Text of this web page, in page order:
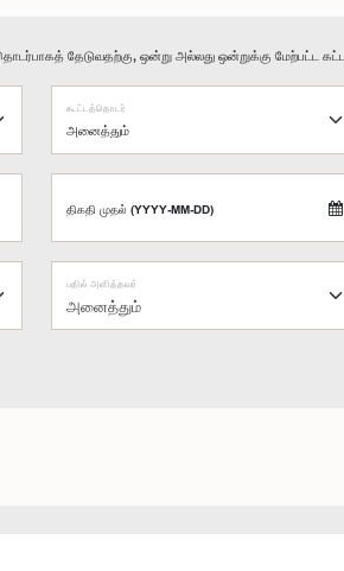
தேடுவதற்கு, ஒன்று அல்லது ஒன்றுக்கு மேற்பட்ட
கூட்டத்தொடர்
திகதி முதல் (YYYY-MM-DD)
அனைத்தும்
பதில் அளித்தவர்